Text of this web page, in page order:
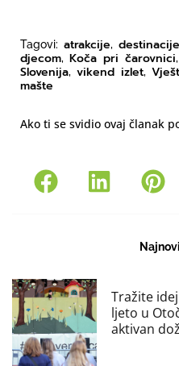
Tagovi: atrakcije, destinacije
djecom, Koča pri čarovnici,
Slovenija, vikend izlet,
mašte
Ako ti se svidio ovaj članak
Tražite
ljeto u
aktivan